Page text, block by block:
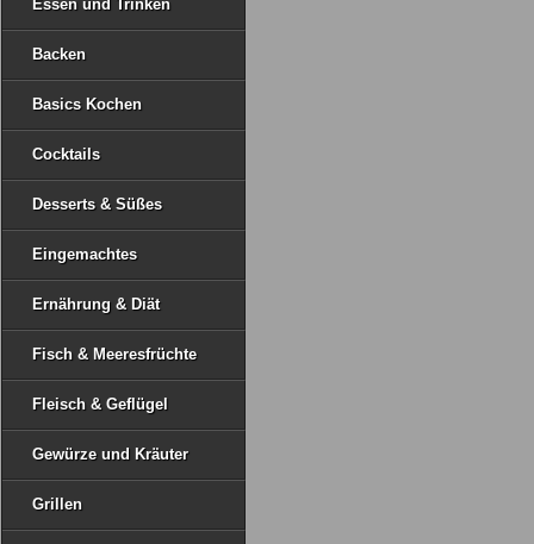
Essen und Trinken
Backen
Basics Kochen
Cocktails
Desserts & Süßes
Eingemachtes
Ernährung & Diät
Fisch & Meeresfrüchte
Fleisch & Geflügel
Gewürze und Kräuter
Grillen